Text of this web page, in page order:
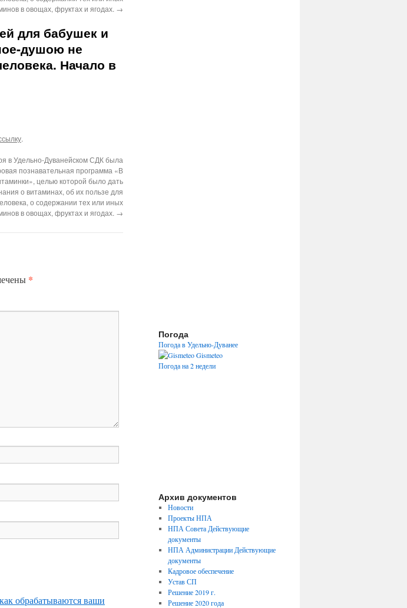
в овощах, фруктах и ягодах. →
для бабушек и
душою не
Начало в
.
в Удельно-Дуванейском СДК была
познавательная программа «В
целью которой было дать
о витаминах, об их пользе для
о содержании тех или иных
в овощах, фруктах и ягодах. →
*
обрабатываются ваши
Погода
Погода в Удельно-Дуванее
Gismeteo
Погода на 2 недели
Архив документов
Новости
Проекты НПА
НПА Совета Действующие
документы
НПА Администрации Действующие
документы
Кадровое обеспечение
Устав СП
Решение 2019 г.
Решение 2020 года